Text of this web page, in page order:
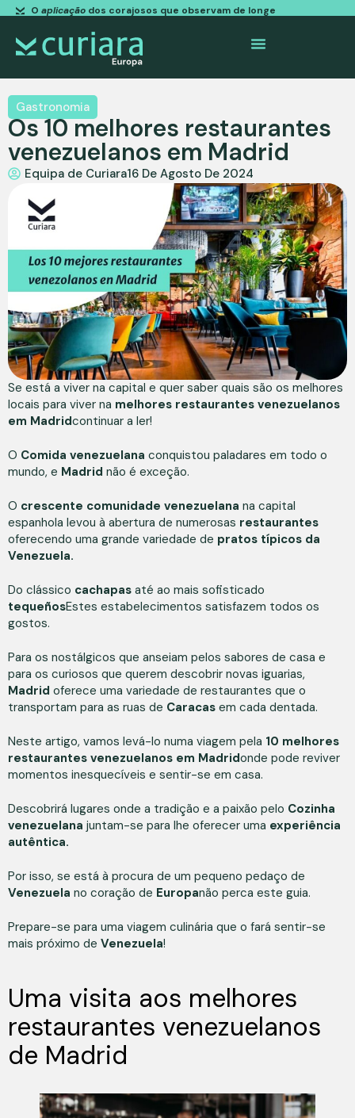
O aplicaçãodos corajosos que observam de longe
Gastronomia
Os 10 melhores restaurantes
venezuelanos em Madrid
Equipa de Curiara16 De Agosto De 2024
Se está a viver na capital e quer saber quais são os melhores
locais para viver na melhores restaurantes venezuelanos
em Madridcontinuar a ler!
O Comida venezuelana conquistou paladares em todo o
mundo, e Madrid não é exceção.
O crescente comunidade venezuelana na capital
espanhola levou à abertura de numerosas restaurantes
oferecendo uma grande variedade de pratos típicos da
Venezuela.
Do clássico cachapas até ao mais sofisticado
tequeñosEstes estabelecimentos satisfazem todos os
gostos.
Para os nostálgicos que anseiam pelos sabores de casa e
para os curiosos que querem descobrir novas iguarias,
Madrid oferece uma variedade de restaurantes que o
transportam para as ruas de Caracas em cada dentada.
Neste artigo, vamos levá-lo numa viagem pela 10 melhores
restaurantes venezuelanos em Madridonde pode reviver
momentos inesquecíveis e sentir-se em casa.
Descobrirá lugares onde a tradição e a paixão pelo Cozinha
venezuelana juntam-se para lhe oferecer uma experiência
autêntica.
Por isso, se está à procura de um pequeno pedaço de
Venezuela no coração de Europanão perca este guia.
Prepare-se para uma viagem culinária que o fará sentir-se
mais próximo de Venezuela!
Uma visita aos melhores
restaurantes venezuelanos
de Madrid